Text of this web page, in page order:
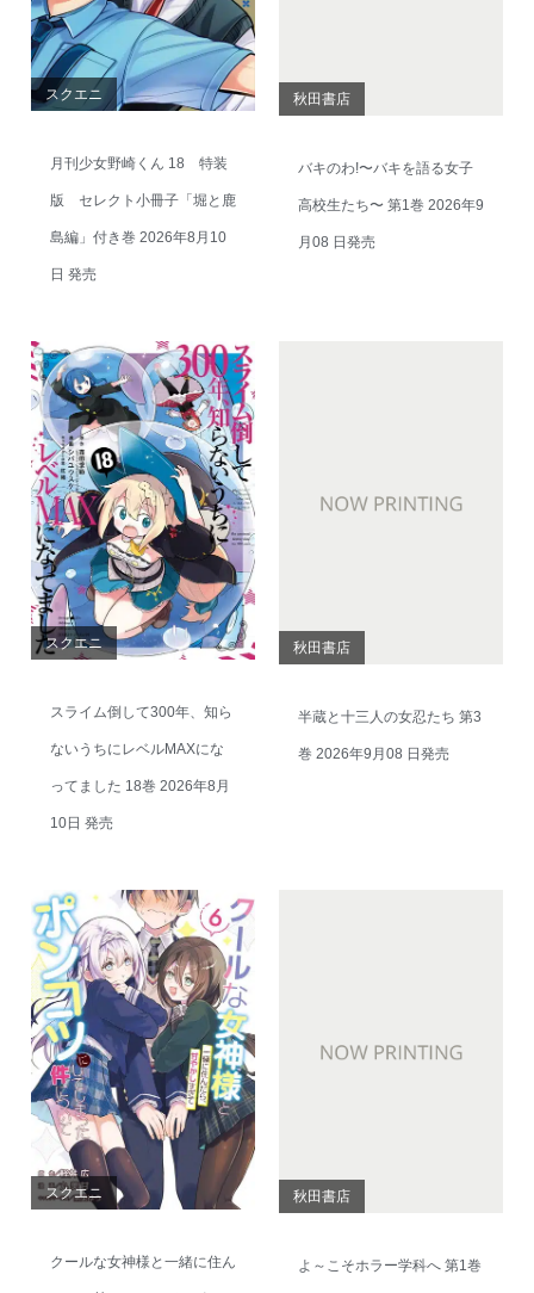
スクエニ
月刊少女野崎くん 18 特装
版 セレクト小冊子「堀と鹿
島編」付き巻 2026年8月10
日 発売
秋田書店
バキのわ!〜バキを語る女子
高校生たち〜 第1巻 2026年9
月08 日発売
スクエニ
スライム倒して300年、知ら
ないうちにレベルMAXにな
ってました 18巻 2026年8月
10日 発売
秋田書店
半蔵と十三人の女忍たち 第3
巻 2026年9月08 日発売
スクエニ
クールな女神様と一緒に住ん
秋田書店
よ～こそホラー学科へ 第1巻